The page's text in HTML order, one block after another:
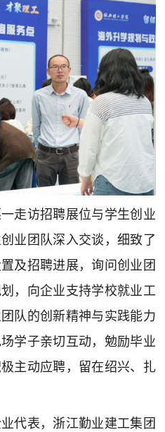
走访招聘展位与学生创业
业团队深入交谈，细致了
及招聘进展，询问创业团
，向企业支持学校就业工
队的创新精神与实践能力
学子亲切互动，勉励毕业
主动应聘，留在绍兴、扎
代表，浙江勤业建工集团